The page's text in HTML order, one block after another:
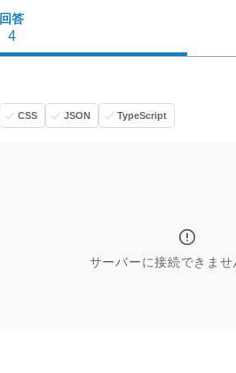
回答
4
CSS JSON TypeScript
サーバーに接続できませ